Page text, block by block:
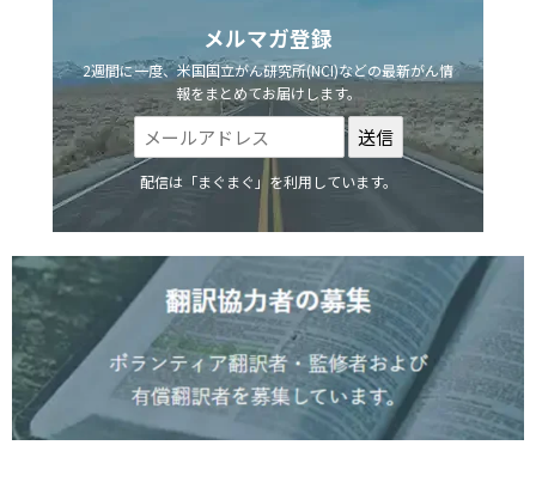
メルマガ登録
2週間に一度、米国国立がん研究所(NCI)などの最新がん情
報をまとめてお届けします。
配信は「まぐまぐ」を利用しています。